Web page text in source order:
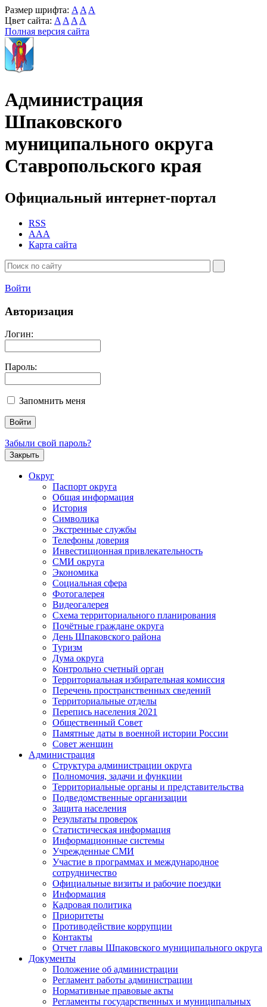
Размер шрифта: A A A
Цвет сайта: A A A A
Полная версия сайта
Администрация
Шпаковского
муниципального округа
Ставропольского края
Официальный интернет-портал
RSS
AAA
Карта сайта
Войти
Авторизация
Логин:
Пароль:
Запомнить меня
Забыли свой пароль?
Закрыть
Округ
Паспорт округа
Общая информация
История
Символика
Экстренные службы
Телефоны доверия
Инвестиционная привлекательность
СМИ округа
Экономика
Социальная сфера
Фотогалерея
Видеогалерея
Схема территориального планирования
Почётные граждане округа
День Шпаковского района
Туризм
Дума округа
Контрольно счетный орган
Территориальная избирательная комиссия
Перечень пространственных сведений
Территориальные отделы
Перепись населения 2021
Общественный Совет
Памятные даты в военной истории России
Совет женщин
Администрация
Структура администрации округа
Полномочия, задачи и функции
Территориальные органы и представительства
Подведомственные организации
Защита населения
Результаты проверок
Статистическая информация
Информационные системы
Учрежденные СМИ
Участие в программах и международное
сотрудничество
Официальные визиты и рабочие поездки
Информация
Кадровая политика
Приоритеты
Противодействие коррупции
Контакты
Отчет главы Шпаковского муниципального округа
Документы
Положение об администрации
Регламент работы администрации
Нормативные правовые акты
Регламенты государственных и муниципальных